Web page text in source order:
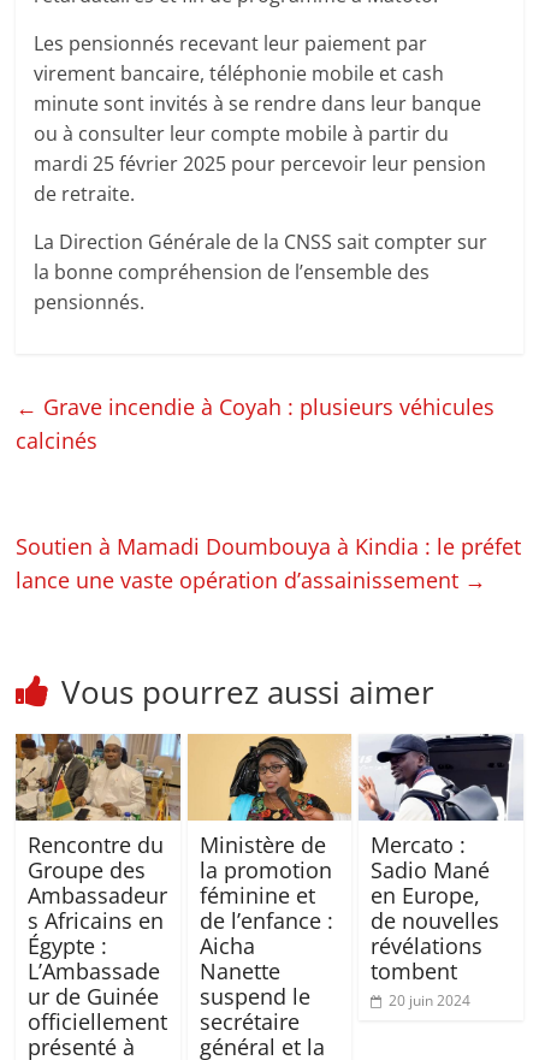
Les pensionnés recevant leur paiement par
virement bancaire, téléphonie mobile et cash
minute sont invités à se rendre dans leur banque
ou à consulter leur compte mobile à partir du
mardi 25 février 2025 pour percevoir leur pension
de retraite.
La Direction Générale de la CNSS sait compter sur
la bonne compréhension de l’ensemble des
pensionnés.
← Grave incendie à Coyah : plusieurs véhicules
calcinés
Soutien à Mamadi Doumbouya à Kindia : le préfet
lance une vaste opération d’assainissement →
Vous pourrez aussi aimer
Rencontre du
Groupe des
Ambassadeur
s Africains en
Égypte :
L’Ambassade
ur de Guinée
officiellement
présenté à
Ministère de
la promotion
féminine et
de l’enfance :
Aicha
Nanette
suspend le
secrétaire
général et la
Mercato :
Sadio Mané
en Europe,
de nouvelles
révélations
tombent
20 juin 2024